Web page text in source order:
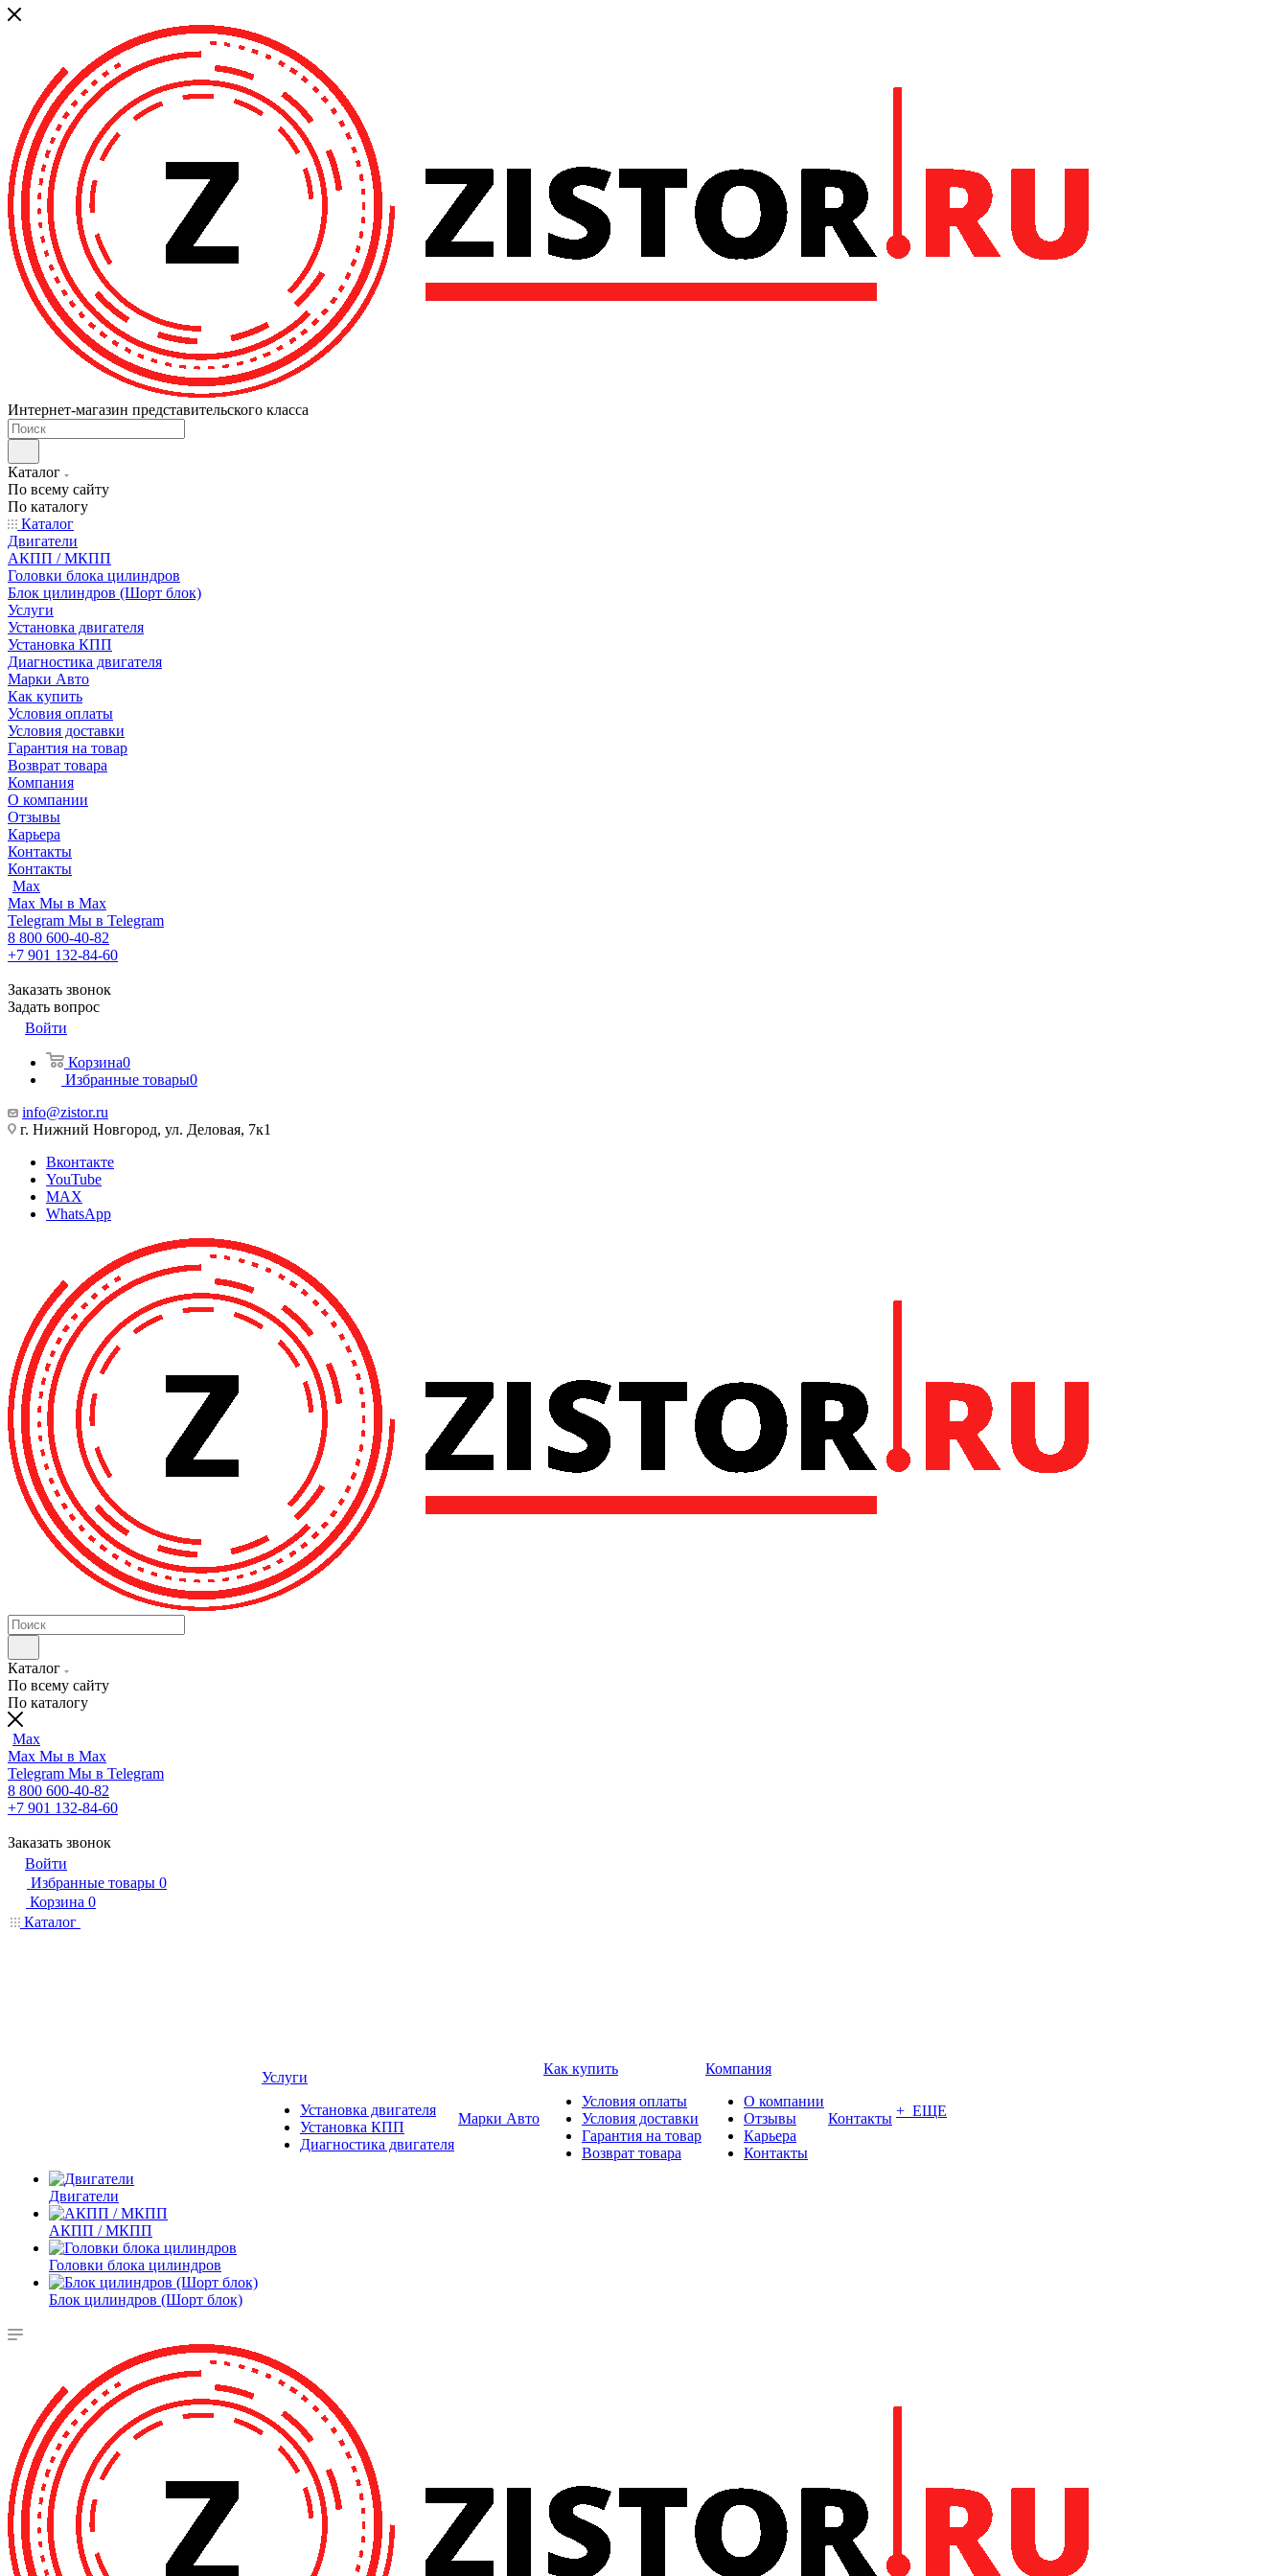
Интернет-магазин представительского класса
Каталог
По всему сайту
По каталогу
Каталог
Двигатели
АКПП / МКПП
Головки блока цилиндров
Блок цилиндров (Шорт блок)
Услуги
Установка двигателя
Установка КПП
Диагностика двигателя
Марки Авто
Как купить
Условия оплаты
Условия доставки
Гарантия на товар
Возврат товара
Компания
О компании
Отзывы
Карьера
Контакты
Контакты
Max
Max Мы в Max
Telegram Мы в Telegram
8 800 600-40-82
+7 901 132-84-60
Заказать звонок
Задать вопрос
Войти
Корзина0
Избранные товары0
info@zistor.ru
г. Нижний Новгород, ул. Деловая, 7к1
Вконтакте
YouTube
MAX
WhatsApp
Каталог
По всему сайту
По каталогу
Max
Max Мы в Max
Telegram Мы в Telegram
8 800 600-40-82
+7 901 132-84-60
Заказать звонок
Войти
Избранные товары 0
Корзина 0
Каталог
Двигатели
АКПП / МКПП
Головки блока цилиндров
Блок цилиндров (Шорт блок)
Услуги
Установка двигателя
Установка КПП
Диагностика двигателя
Марки Авто
Как купить
Условия оплаты
Условия доставки
Гарантия на товар
Возврат товара
Компания
О компании
Отзывы
Карьера
Контакты
Контакты + ЕЩЕ